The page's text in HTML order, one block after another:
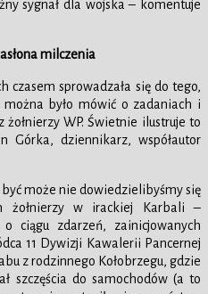
sygnał dla wojska – komentuje
milczenia
czasem sprowadzała się do tego,
było mówić o zadaniach i
WP. Świetnie ilustruje to
Górka, dziennikarz, współautor
może nie dowiedzielibyśmy się
żołnierzy w irackiej Karbali –
ciągu zdarzeń, zainicjowanych
11 Dywizji Kawalerii Pancernej
z rodzinnego Kołobrzegu, gdzie
szczęścia do samochodów (a to